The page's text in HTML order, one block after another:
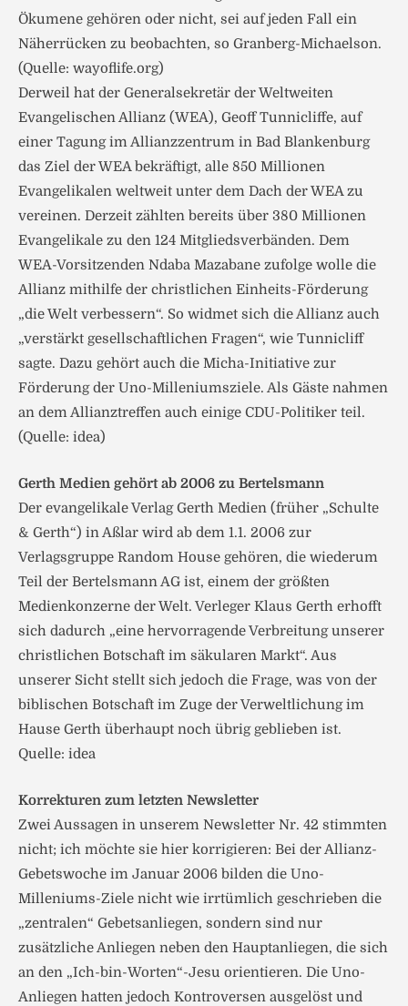
Ökumene gehören oder nicht, sei auf jeden Fall ein
Näherrücken zu beobachten, so Granberg-Michaelson.
(Quelle: wayoflife.org)
Derweil hat der Generalsekretär der Weltweiten
Evangelischen Allianz (WEA), Geoff Tunnicliffe, auf
einer Tagung im Allianzzentrum in Bad Blankenburg
das Ziel der WEA bekräftigt, alle 850 Millionen
Evangelikalen weltweit unter dem Dach der WEA zu
vereinen. Derzeit zählten bereits über 380 Millionen
Evangelikale zu den 124 Mitgliedsverbänden. Dem
WEA-Vorsitzenden Ndaba Mazabane zufolge wolle die
Allianz mithilfe der christlichen Einheits-Förderung
„die Welt verbessern“. So widmet sich die Allianz auch
„verstärkt gesellschaftlichen Fragen“, wie Tunnicliff
sagte. Dazu gehört auch die Micha-Initiative zur
Förderung der Uno-Milleniumsziele. Als Gäste nahmen
an dem Allianztreffen auch einige CDU-Politiker teil.
(Quelle: idea)
Gerth Medien gehört ab 2006 zu Bertelsmann
Der evangelikale Verlag Gerth Medien (früher „Schulte
& Gerth“) in Aßlar wird ab dem 1.1. 2006 zur
Verlagsgruppe Random House gehören, die wiederum
Teil der Bertelsmann AG ist, einem der größten
Medienkonzerne der Welt. Verleger Klaus Gerth erhofft
sich dadurch „eine hervorragende Verbreitung unserer
christlichen Botschaft im säkularen Markt“. Aus
unserer Sicht stellt sich jedoch die Frage, was von der
biblischen Botschaft im Zuge der Verweltlichung im
Hause Gerth überhaupt noch übrig geblieben ist.
Quelle: idea
Korrekturen zum letzten Newsletter
Zwei Aussagen in unserem Newsletter Nr. 42 stimmten
nicht; ich möchte sie hier korrigieren: Bei der Allianz-
Gebetswoche im Januar 2006 bilden die Uno-
Milleniums-Ziele nicht wie irrtümlich geschrieben die
„zentralen“ Gebetsanliegen, sondern sind nur
zusätzliche Anliegen neben den Hauptanliegen, die sich
an den „Ich-bin-Worten“-Jesu orientieren. Die Uno-
Anliegen hatten jedoch Kontroversen ausgelöst und